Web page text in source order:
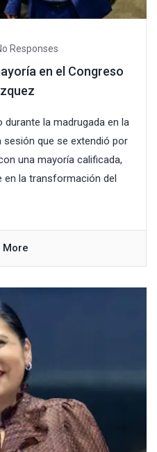
Responses
en el Congreso
la madrugada en la
sesión que se extendió por
una mayoría calificada,
en la transformación del
More